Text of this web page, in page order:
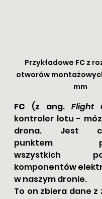
Przykładowe FC z
otworów
mm
FC (z ang. Flight
kontroler lotu -
drona. Jest
punktem
wszystkich
komponentów
w naszym dronie.
To on zbiera dane z